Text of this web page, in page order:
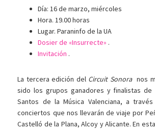
Día: 16 de marzo, miércoles
Hora. 19.00 horas
Lugar. Paraninfo de la UA
Dosier de «Insurrecte» .
Invitación .
La tercera edición del Circuit Sonora nos
sido los grupos ganadores y finalistas de
Santos de la Música Valenciana, a
conciertos que nos llevarán de viaje por
Castelló de la Plana, Alcoy y Alicante. En